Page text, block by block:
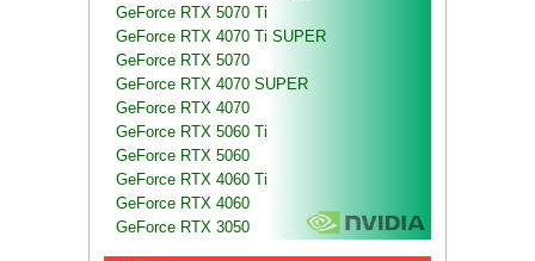
GeForce RTX 5070 Ti
GeForce RTX 4070 Ti SUPER
GeForce RTX 5070
GeForce RTX 4070 SUPER
GeForce RTX 4070
GeForce RTX 5060 Ti
GeForce RTX 5060
GeForce RTX 4060 Ti
GeForce RTX 4060
GeForce RTX 3050